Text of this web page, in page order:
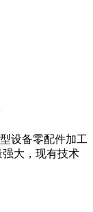
设备零配件加工
大，现有技术